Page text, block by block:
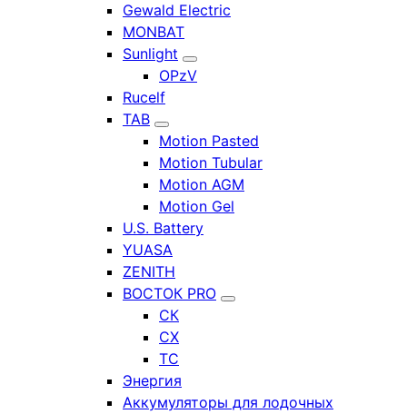
Gewald Electric
MONBAT
Sunlight
OPzV
Rucelf
TAB
Motion Pasted
Motion Tubular
Motion AGM
Motion Gel
U.S. Battery
YUASA
ZENITH
ВОСТОК PRO
СК
СХ
ТС
Энергия
Аккумуляторы для лодочных